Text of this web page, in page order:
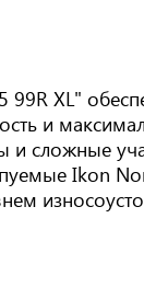
XL"
и
сложные
Ikon